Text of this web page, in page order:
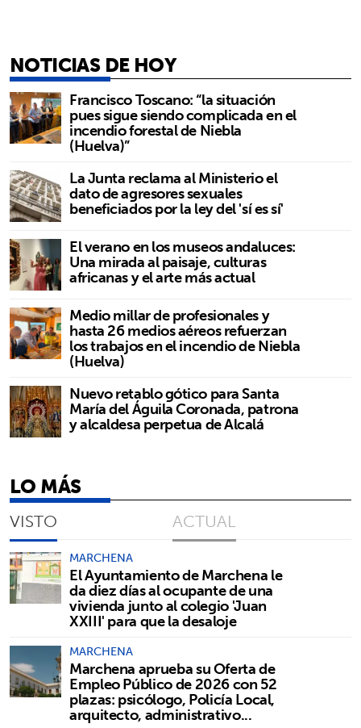
NOTICIAS DE HOY
Francisco Toscano: “la situación
pues sigue siendo complicada en el
incendio forestal de Niebla
(Huelva)”
La Junta reclama al Ministerio el
dato de agresores sexuales
beneficiados por la ley del 'sí es sí'
El verano en los museos andaluces:
Una mirada al paisaje, culturas
africanas y el arte más actual
Medio millar de profesionales y
hasta 26 medios aéreos refuerzan
los trabajos en el incendio de Niebla
(Huelva)
Nuevo retablo gótico para Santa
María del Águila Coronada, patrona
y alcaldesa perpetua de Alcalá
LO MÁS
VISTO ACTUAL
MARCHENA
El Ayuntamiento de Marchena le
da diez días al ocupante de una
vivienda junto al colegio 'Juan
XXIII' para que la desaloje
MARCHENA
Marchena aprueba su Oferta de
Empleo Público de 2026 con 52
plazas: psicólogo, Policía Local,
arquitecto, administrativo...